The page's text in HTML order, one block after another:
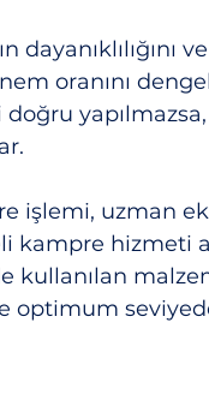
dayanıklılığını
oranını
işlemi, uzman
hizmeti
kullanılan
optimum